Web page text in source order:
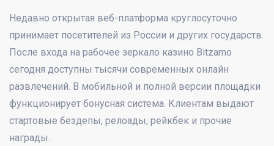
Недавно открытая веб-платформа круглосуточно
принимает посетителей из России и других государств.
После входа на рабочее зеркало казино Bitzamo
сегодня доступны тысячи современных онлайн
развлечений. В мобильной и полной версии площадки
функционирует бонусная система. Клиентам выдают
стартовые бездепы, релоады, рейкбек и прочие
награды.